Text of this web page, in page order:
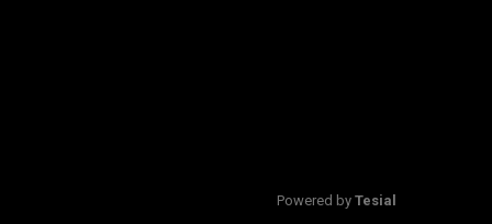
Powered by Tesial